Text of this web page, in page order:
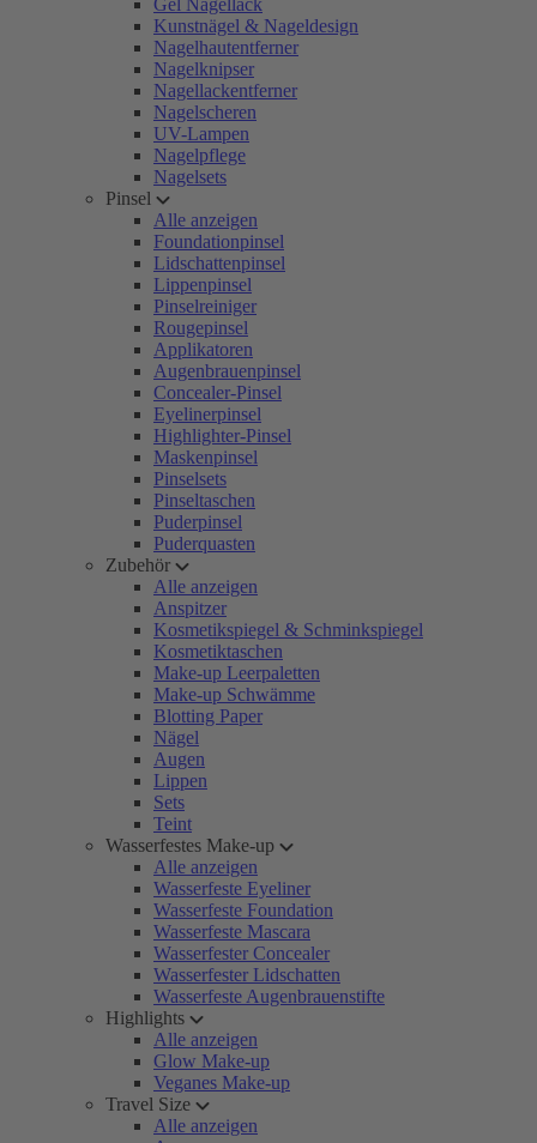
Gel Nagellack
Kunstnägel & Nageldesign
Nagelhautentferner
Nagelknipser
Nagellackentferner
Nagelscheren
UV-Lampen
Nagelpflege
Nagelsets
Pinsel
Alle anzeigen
Foundationpinsel
Lidschattenpinsel
Lippenpinsel
Pinselreiniger
Rougepinsel
Applikatoren
Augenbrauenpinsel
Concealer-Pinsel
Eyelinerpinsel
Highlighter-Pinsel
Maskenpinsel
Pinselsets
Pinseltaschen
Puderpinsel
Puderquasten
Zubehör
Alle anzeigen
Anspitzer
Kosmetikspiegel & Schminkspiegel
Kosmetiktaschen
Make-up Leerpaletten
Make-up Schwämme
Blotting Paper
Nägel
Augen
Lippen
Sets
Teint
Wasserfestes Make-up
Alle anzeigen
Wasserfeste Eyeliner
Wasserfeste Foundation
Wasserfeste Mascara
Wasserfester Concealer
Wasserfester Lidschatten
Wasserfeste Augenbrauenstifte
Highlights
Alle anzeigen
Glow Make-up
Veganes Make-up
Travel Size
Alle anzeigen